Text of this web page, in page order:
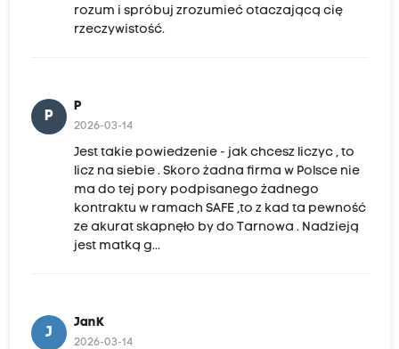
rozum i spróbuj zrozumieć otaczającą cię
rzeczywistość.
P
P
2026-03-14
Jest takie powiedzenie - jak chcesz liczyc , to
licz na siebie . Skoro żadna firma w Polsce nie
ma do tej pory podpisanego żadnego
kontraktu w ramach SAFE ,to z kad ta pewność
ze akurat skapnęło by do Tarnowa . Nadzieją
jest matką g...
J
JanK
2026-03-14